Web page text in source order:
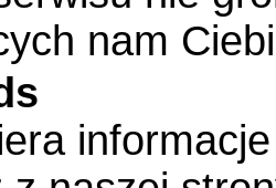
nam